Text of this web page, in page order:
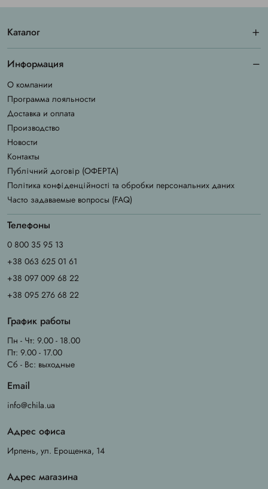
Каталог
Информация
О компании
Программа лояльности
Доставка и оплата
Производство
Новости
Контакты
Публічний договір (ОФЕРТА)
Політика конфіденційності та обробки персональних даних
Часто задаваемые вопросы (FAQ)
Телефоны
0 800 35 95 13
+38 063 625 01 61
+38 097 009 68 22
+38 095 276 68 22
График работы
Пн - Чт: 9.00 - 18.00
Пт: 9.00 - 17.00
Сб - Вс: выходные
Email
info@chila.ua
Адрес офиса
Ирпень, ул. Ерощенка, 14
Адрес магазина